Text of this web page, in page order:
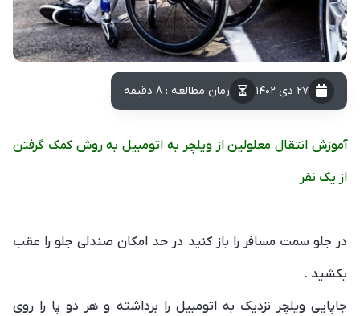
۲۷ دی ۱۴۰۲ زمان مطالعه : 8 دقیقه
آموزش انتقال معلولین از ویلچر به اتومبیل به روش کمک گرفتن
از یک نفر
در جلو سمت مسافر را باز کنید در حد امکان صندلی جلو را عقب
بکشید .
جاپایی ویلچر نزدیک به اتومبیل را برداشته و هر دو پا را روی